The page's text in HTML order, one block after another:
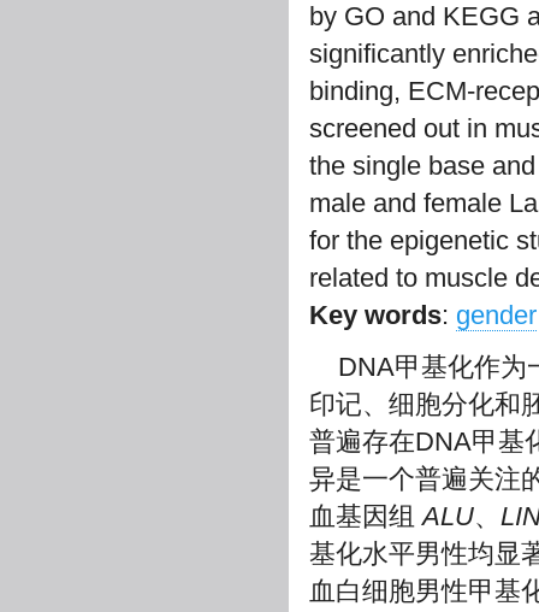
by GO and KEGG
significantly
binding, ECM-
screened out in
the single base
male and female
for the epigenetic
related to muscle
Key words: gender
DNA甲基化作为
印记、细胞分化和
普遍存在DNA甲基
异是一个普遍关注
血基因组ALU、
基化水平男性均显
血白细胞男性甲基